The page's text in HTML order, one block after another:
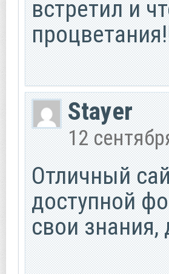
встретил и
Stayer
12
Отличный
доступной
свои знания,